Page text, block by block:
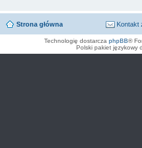
Strona główna Kontakt
Technologię dostarcza phpBB®
Polski pakiet językowy